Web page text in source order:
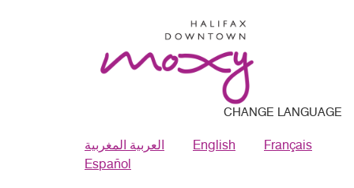
CHANGE LANGUAGE
العربية المغربية English
Français
Español